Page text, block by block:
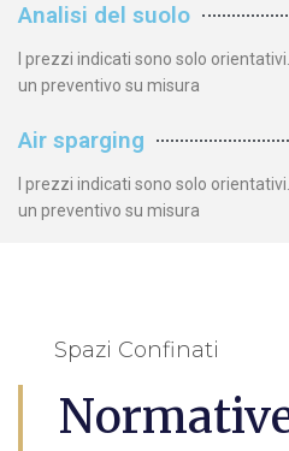
Analisi del suolo
I prezzi indicati sono solo
un preventivo su misura
Air sparging
I prezzi indicati sono solo
un preventivo su misura
Spazi Confinati